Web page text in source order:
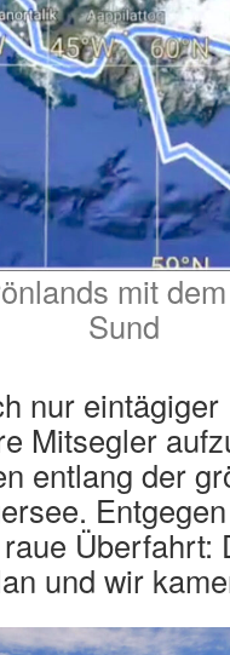
mit
Sund
nur
Mitsegler
entlang der
Überfahrt:
und wir